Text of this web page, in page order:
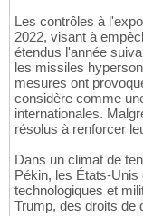
Les contrôles à
2022, visant à
étendus l'année
les missiles
mesures ont
considère comme
internationales.
résolus à renforcer
Dans un climat de
Pékin, les États-
technologiques et
Trump, des droits de